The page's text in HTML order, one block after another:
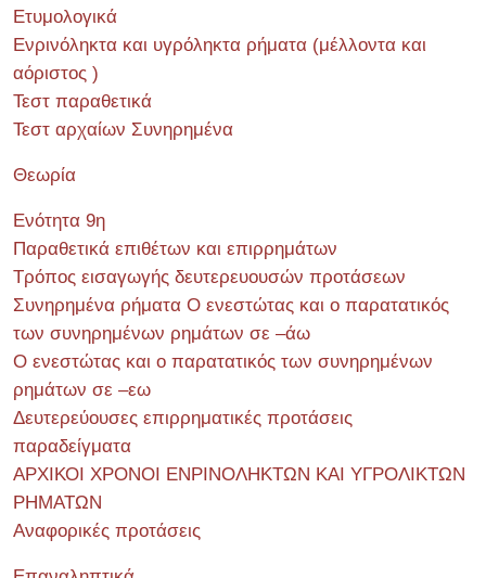
Ετυμολογικά
Ενρινόληκτα και υγρόληκτα ρήματα (μέλλοντα και
αόριστος )
Τεστ παραθετικά
Τεστ αρχαίων Συνηρημένα
Θεωρία
Ενότητα 9η
Παραθετικά επιθέτων και επιρρημάτων
Τρόπος εισαγωγής δευτερευουσών προτάσεων
Συνηρημένα ρήματα Ο ενεστώτας και ο παρατατικός
των συνηρημένων ρημάτων σε –άω
Ο ενεστώτας και ο παρατατικός των συνηρημένων
ρημάτων σε –εω
Δευτερεύουσες επιρρηματικές προτάσεις
παραδείγματα
ΑΡΧΙΚΟΙ ΧΡΟΝΟΙ ΕΝΡΙΝΟΛΗΚΤΩΝ ΚΑΙ ΥΓΡΟΛΙΚΤΩΝ
ΡΗΜΑΤΩΝ
Αναφορικές προτάσεις